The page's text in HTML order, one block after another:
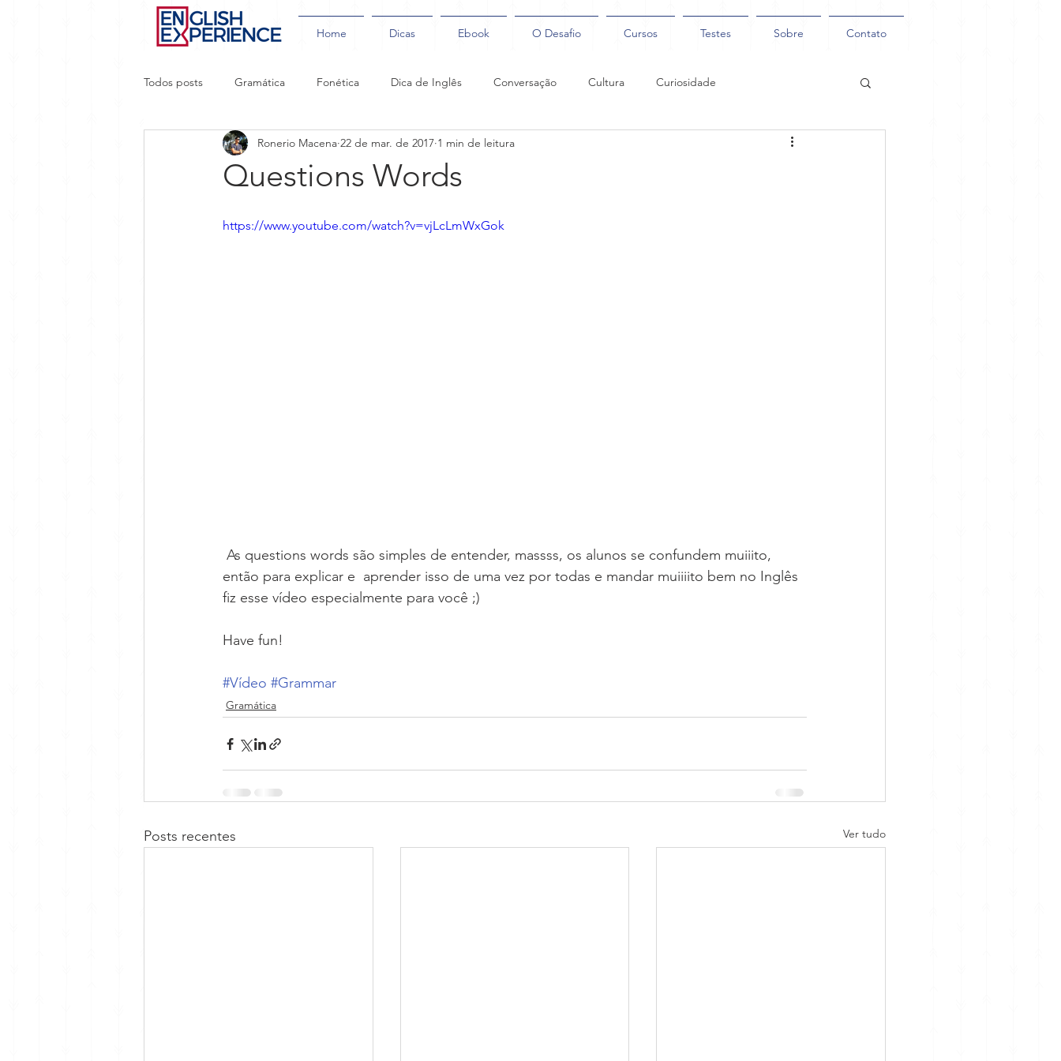
Home Dicas Ebook O Desafio Cursos Testes Sobre Contato
Todos posts Gramática Fonética Dica de Inglês Conversação Cultura Curiosidade
Aprendizado Acelerado Gírias Coaching
Questions Words
Ronerio Macena 22 de mar. de 2017 1 min de leitura
https://www.youtube.com/watch?v=vjLcLmWxGok
então para explicar e  aprender isso de uma vez por todas e mandar muiiiito bem no Inglês
fiz esse vídeo especialmente para você ;)
Have fun!
#Vídeo #Grammar
Gramática
Posts recentes Ver tudo